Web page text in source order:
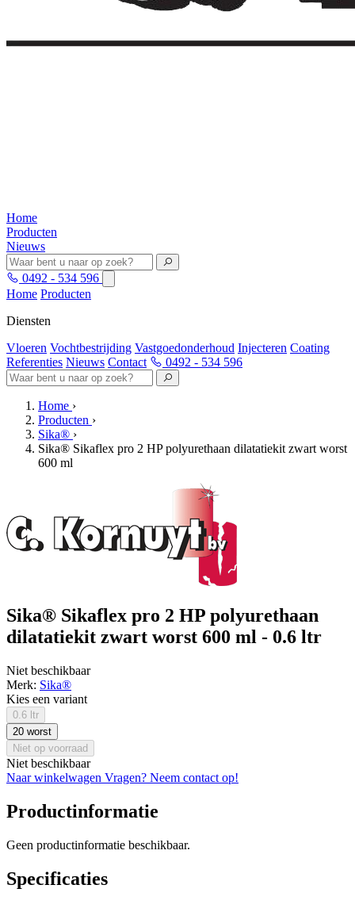
Home
Producten
Nieuws
0492 - 534 596
Home Producten
Diensten
Vloeren Vochtbestrijding Vastgoedonderhoud Injecteren Coating
Referenties Nieuws Contact 0492 - 534 596
Home ›
Producten ›
Sika® ›
Sika® Sikaflex pro 2 HP polyurethaan dilatatiekit zwart worst
600 ml
Sika® Sikaflex pro 2 HP polyurethaan
dilatatiekit zwart worst 600 ml - 0.6 ltr
Niet beschikbaar
Merk: Sika®
Kies een variant
0.6 ltr
20 worst
Niet op voorraad
Niet beschikbaar
Naar winkelwagen Vragen? Neem contact op!
Productinformatie
Geen productinformatie beschikbaar.
Specificaties